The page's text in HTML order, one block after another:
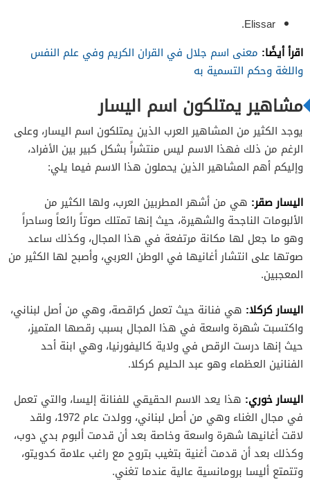
Elissar.
اقرأ أيضًا: معنى اسم جلال في القران الكريم وفي علم النفس
واللغة وحكم التسمية به
مشاهير يمتلكون اسم اليسار
يوجد الكثير من المشاهير العرب الذين يمتلكون اسم اليسار، وعلى
الرغم من ذلك فهذا الاسم ليس منتشراً بشكل كبير بين الأفراد،
وإليكم أهم المشاهير الذين يحملون هذا الاسم فيما يلي:
اليسار صقر: هي من أشهر المطربين العرب، ولها الكثير من
الألبومات الناجحة والشهيرة، حيث إنها تمتلك صوتاً رائعاً وساحراً
وهو ما جعل لها مكانة مرتفعة في هذا المجال، وكذلك ساعد
صوتها على انتشار أغانيها في الوطن العربي، وأصبح لها الكثير من
المعجبين.
اليسار كركلا: هي فنانة حيث تعمل كراقصة، وهي من أصل لبناني،
واكتسبت شهرة واسعة في هذا المجال بسبب رقصها المتميز،
حيث إنها درست الرقص في ولاية كاليفورنيا، وهي ابنة أحد
الفنانين العظماء وهو عبد الحليم كركلا.
اليسار خوري: هذا يعد الاسم الحقيقي للفنانة إليسا، والتي تعمل
في مجال الغناء وهي من أصل لبناني، وولدت عام 1972، ولقد
لاقت أغانيها شهرة واسعة وخاصة بعد أن قدمت ألبوم بدي دوب،
وكذلك بعد أن قدمت أغنية بتغيب بتروح مع راغب علامة كدويتو،
وتتمتع أليسا برومانسية عالية عندما تغني.